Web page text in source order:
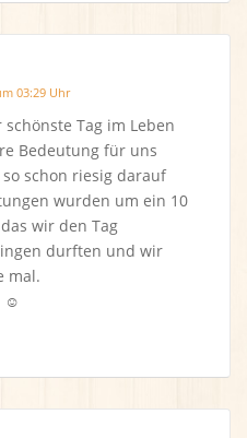
03:29 Uhr
Tag im Leben
Bedeutung für uns
schon riesig darauf
wurden um ein 10
wir den Tag
durften und wir
mal.
☺️